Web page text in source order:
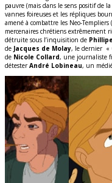
pauvre (mais dans le sens positif de
vannes foireuses et les répliques
amené à combattre les Neo-
mercenaires chrétiens extrêmement
détruite sous l’inquisition de
de Jacques de Molay, le dernier «
de Nicole Collard, une journaliste
détesterAndré Lobineau, un